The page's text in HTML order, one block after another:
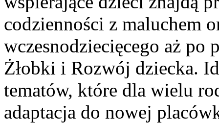
codzienności z maluchem
wczesnodziecięcego aż po
Żłobki i Rozwój dziecka.
tematów, które dla wielu
adaptacja do nowej